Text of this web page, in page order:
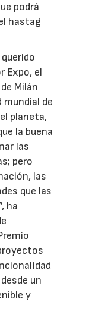
podrá
hastag
Expo, el
Milán
mundial de
planeta,
la buena
las
pero
las
que las
ha
un
y